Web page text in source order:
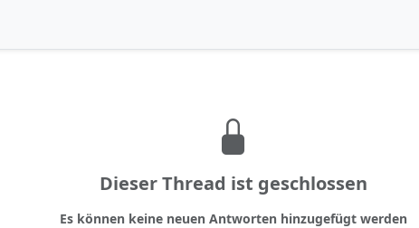
Dieser Thread ist geschlossen
Es können keine neuen Antworten hinzugefügt werden